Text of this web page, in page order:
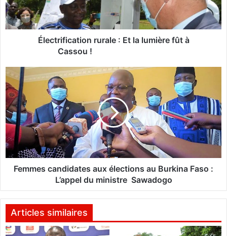
i
f
i
o
n
r
u
r
a
l
e
t
l
Électrification rurale : Et la lumière fût à
Cassou !
e
m
m
e
s
c
a
n
d
a
e
s
Femmes candidates aux élections au Burkina Faso :
L’appel du ministre Sawadogo
Articles similaires